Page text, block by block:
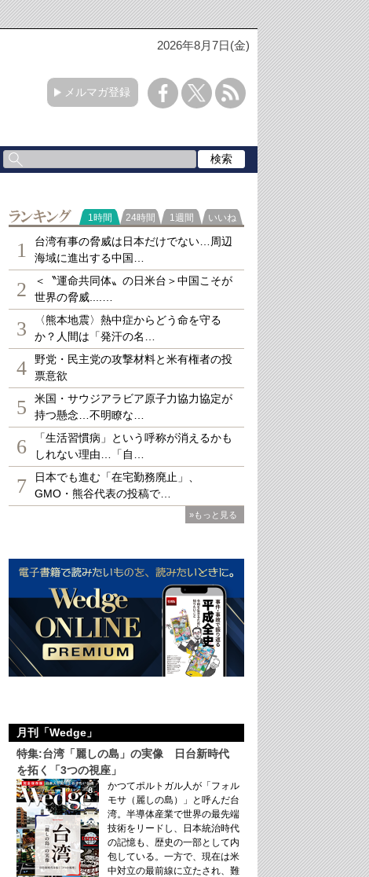
2026年8月7日(金)
メルマガ登録
ランキング
1時間 24時間 1週間 いいね
1
台湾有事の脅威は日本だけでない…周辺
海域に進出する中国…
2
＜〝運命共同体〟の日米台＞中国こそが
世界の脅威....…
3
〈熊本地震〉熱中症からどう命を守る
か？人間は「発汗の名…
4
野党・民主党の攻撃材料と米有権者の投
票意欲
5
米国・サウジアラビア原子力協力協定が
持つ懸念…不明瞭な…
6
「生活習慣病」という呼称が消えるかも
しれない理由…「自…
7
日本でも進む「在宅勤務廃止」、
GMO・熊谷代表の投稿で…
»もっと見る
月刊「Wedge」
特集:台湾「麗しの島」の実像 日台新時代
を拓く「3つの視座」
かつてポルトガル人が「フォル
モサ（麗しの島）」と呼んだ台
湾。半導体産業で世界の最先端
技術をリードし、日本統治時代
の記憶も、歴史の一部として内
包している。一方で、現在は米
中対立の最前線に立たされ、難